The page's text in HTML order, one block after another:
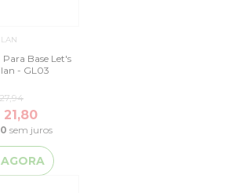
Base Let's
- GL03
21,80
sem juros